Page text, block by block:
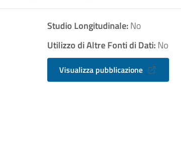
Studio Longitudinale:No
Utilizzo di Altre Fonti di Dati:No
Visualizza pubblicazione